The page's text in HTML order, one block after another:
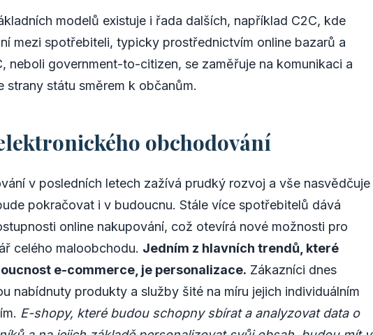
modelů existuje i řada dalších, například C2C, kde
mezi spotřebiteli, typicky prostřednictvím online bazarů a
neboli government-to-citizen, se zaměřuje na komunikaci a
strany státu směrem k občanům.
obchodování
v posledních letech zažívá prudký rozvoj a vše nasvědčuje
pokračovat i v budoucnu. Stále více spotřebitelů dává
online nakupování, což otevírá nové možnosti pro
celého maloobchodu. Jedním z hlavních trendů, které
e-commerce, je personalizace. Zákazníci dnes
nabídnuty produkty a služby šité na míru jejich individuálním
E-shopy, které budou schopny sbírat a analyzovat data o